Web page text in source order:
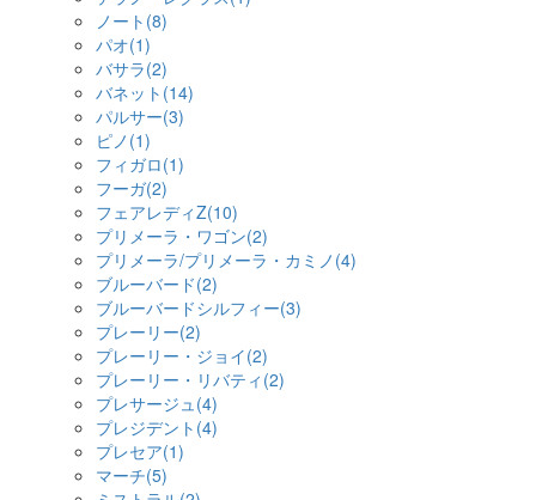
ノート(8)
パオ(1)
バサラ(2)
バネット(14)
パルサー(3)
ピノ(1)
フィガロ(1)
フーガ(2)
フェアレディZ(10)
プリメーラ・ワゴン(2)
プリメーラ/プリメーラ・カミノ(4)
ブルーバード(2)
ブルーバードシルフィー(3)
プレーリー(2)
プレーリー・ジョイ(2)
プレーリー・リバティ(2)
プレサージュ(4)
プレジデント(4)
プレセア(1)
マーチ(5)